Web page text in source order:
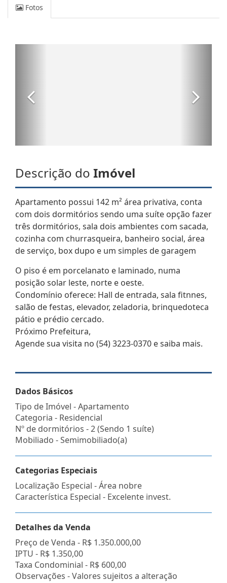
Fotos
Descrição do Imóvel
Apartamento possui 142 m² área privativa, conta
com dois dormitórios sendo uma suíte opção fazer
três dormitórios, sala dois ambientes com sacada,
cozinha com churrasqueira, banheiro social, área
de serviço, box dupo e um simples de garagem
O piso é em porcelanato e laminado, numa
posição solar leste, norte e oeste.
Condomínio oferece: Hall de entrada, sala fitnnes,
salão de festas, elevador, zeladoria, brinquedoteca
pátio e prédio cercado.
Próximo Prefeitura,
Agende sua visita no (54) 3223-0370 e saiba mais.
Dados Básicos
Tipo de Imóvel - Apartamento
Categoria - Residencial
Nº de dormitórios - 2 (Sendo 1 suíte)
Mobiliado - Semimobiliado(a)
Categorias Especiais
Localização Especial - Área nobre
Característica Especial - Excelente invest.
Detalhes da Venda
Preço de Venda - R$ 1.350.000,00
IPTU - R$ 1.350,00
Taxa Condominial - R$ 600,00
Observações - Valores sujeitos a alteração